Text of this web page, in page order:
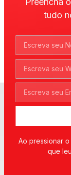
tudo
Ao pressionar
que